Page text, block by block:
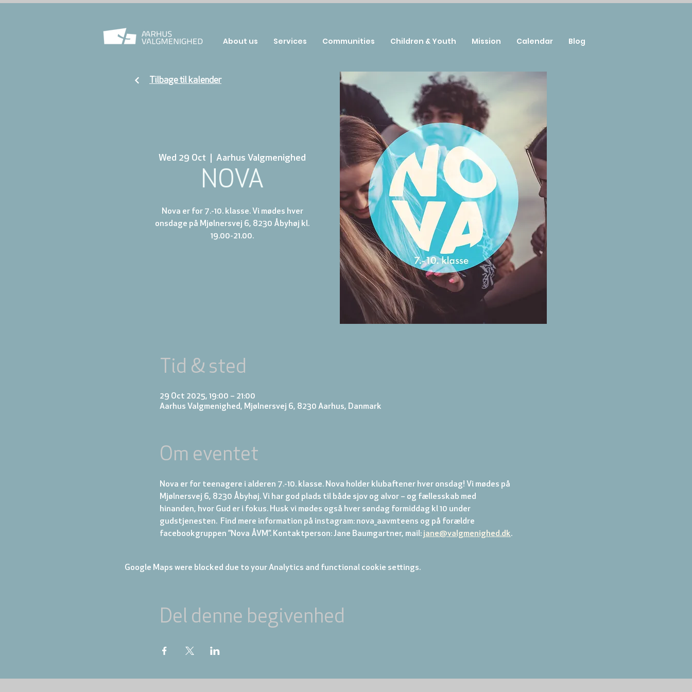
Wed 29 Oct
  |
Aarhus Valgmenighed
NOVA
Nova er for 7.-10. klasse. Vi mødes hver
onsdage på Mjølnersvej 6, 8230 Åbyhøj kl.
19.00-21.00.
Tid & sted
29 Oct 2025, 19:00 – 21:00
Aarhus Valgmenighed, Mjølnersvej 6, 8230 Aarhus, Danmark
Om eventet
Nova er for teenagere i alderen 7.-10. klasse. Nova holder klubaftener hver onsdag! Vi mødes på
Mjølnersvej 6, 8230 Åbyhøj. Vi har god plads til både sjov og alvor – og fællesskab med
hinanden, hvor Gud er i fokus. Husk vi mødes også hver søndag formiddag kl 10 under
gudstjenesten.  Find mere information på instagram: nova_aavmteens og på forældre
facebookgruppen ”Nova ÅVM”. Kontaktperson: Jane Baumgartner, mail: jane@valgmenighed.dk.
Google Maps were blocked due to your Analytics and functional cookie settings.
Del denne begivenhed
Tilbage til kalender
About us Services Communities Children & Youth Mission Calendar Blog